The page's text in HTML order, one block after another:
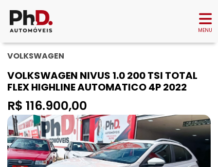
MENU
VOLKSWAGEN
VOLKSWAGEN NIVUS 1.0 200 TSI TOTAL
FLEX HIGHLINE AUTOMATICO 4P 2022
R$ 116.900,00